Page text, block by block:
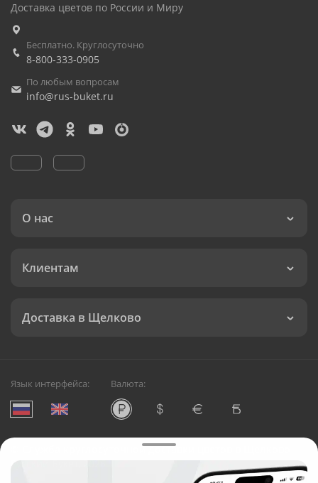
Доставка цветов по России и Миру
Бесплатно. Круглосуточно
8-800-333-0905
По любым вопросам
info@rus-buket.ru
О нас
Клиентам
Доставка в Щелково
Язык интерфейса: Валюта:
Служба круглосуточной доставки цветов в Щелково
Русский Букет, 2026